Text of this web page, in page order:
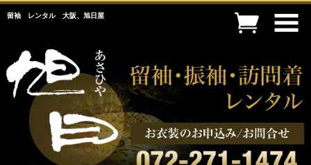
留袖 レンタル 大阪、旭日屋